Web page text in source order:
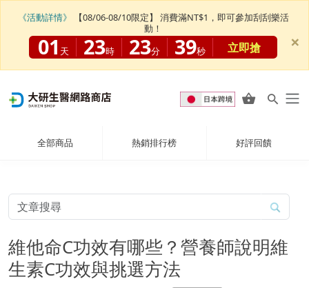
全部商品 熱銷排行榜 好評回饋
維他命C功效有哪些？營養師說明維
生素C功效與挑選方法
《活動詳情》
【08/06-08/10限定】 消費滿NT$1，即可參加刮刮樂活
動！
01 天 23時 23分 38秒 立即搶 ×